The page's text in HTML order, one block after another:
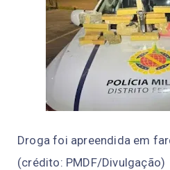
Droga foi apreendida em
(crédito: PMDF/Divulgação)